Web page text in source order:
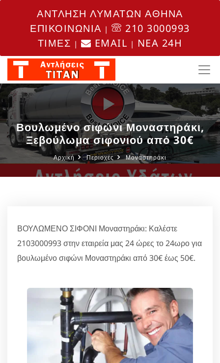
ΑΝΤΛΗΣΗ ΛΥΜΑΤΩΝ ΑΘΗΝΑ
ΕΠΙΚΟΙΝΩΝΙΑ |
210 3000993
ΤΙΜΕΣ | EMAIL | NEA 24H
Βουλωμένο σιφώνι Μοναστηράκι,
Ξεβούλωμα σιφονιού από 30€
Αρχική Περιοχές Μοναστηράκι
ΒΟΥΛΩΜΕΝΟ ΣΙΦΟΝΙ Μοναστηράκι: Καλέστε
2103000993 στην εταιρεία μας 24 ώρες το 24ωρο για
βουλωμένο σιφώνι Μοναστηράκι από 30€ έως 50€.